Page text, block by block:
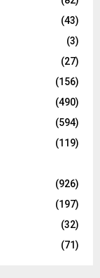
(43)
(3)
(27)
(156)
(490)
(594)
(119)
(926)
(197)
(32)
(71)